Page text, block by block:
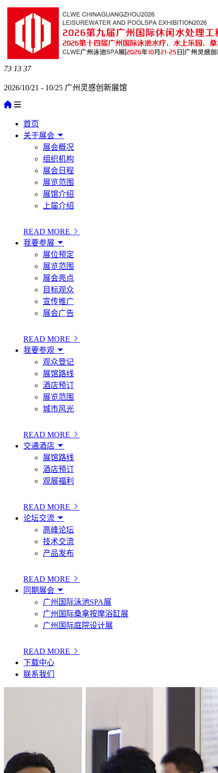
73 13 37
2026/10/21 - 10/25 广州灵感创新展馆
首页
关于展会
展会概况
组织机构
展会日程
展览范围
展馆介绍
上届介绍
READ MORE
我要参展
展位预定
展览范围
展会亮点
目标观众
宣传推广
展会广告
READ MORE
我要参观
观众登记
展馆路线
酒店预订
展览范围
城市风光
READ MORE
交通酒店
展馆路线
酒店预订
观展福利
READ MORE
论坛交流
高峰论坛
技术交流
产品发布
READ MORE
同期展会
广州国际泳池SPA展
广州国际桑拿按摩浴缸展
广州国际庭院设计展
READ MORE
下载中心
联系我们